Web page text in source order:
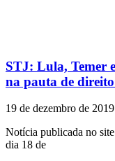
STJ: Lula, Temer
na pauta de
19 de dezembro de 2019
Notícia publicada no
dia 18 de